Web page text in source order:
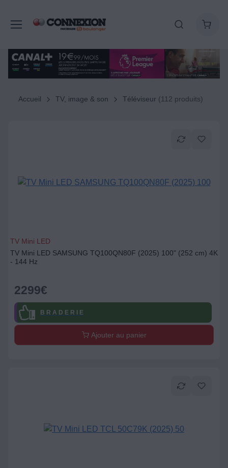
Accueil TV, image & son Téléviseur (112 produits)
TV Mini LED
TV Mini LED SAMSUNG TQ100QN80F (2025) 100" (252 cm) 4K
- 144 Hz
2299€
B R A D E R I E
Ajouter au panier